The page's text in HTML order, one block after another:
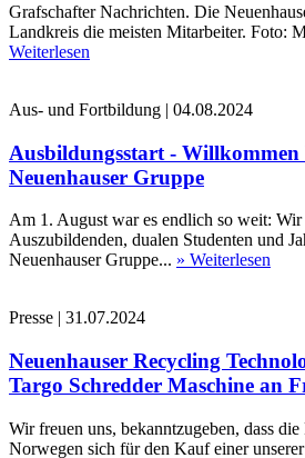
Grafschafter Nachrichten. Die
Landkreis die meisten Mitarbeiter. Foto:
Weiterlesen
Aus- und Fortbildung | 04.08.2024
Ausbildungsstart - Willkommen
Neuenhauser Gruppe
Am 1. August war es endlich so weit: Wir
Auszubildenden, dualen Studenten und
Neuenhauser Gruppe... » Weiterlesen
Presse | 31.07.2024
Neuenhauser Recycling
Targo Schredder Maschine an
Wir freuen uns, bekanntzugeben, dass
Norwegen sich für den Kauf einer